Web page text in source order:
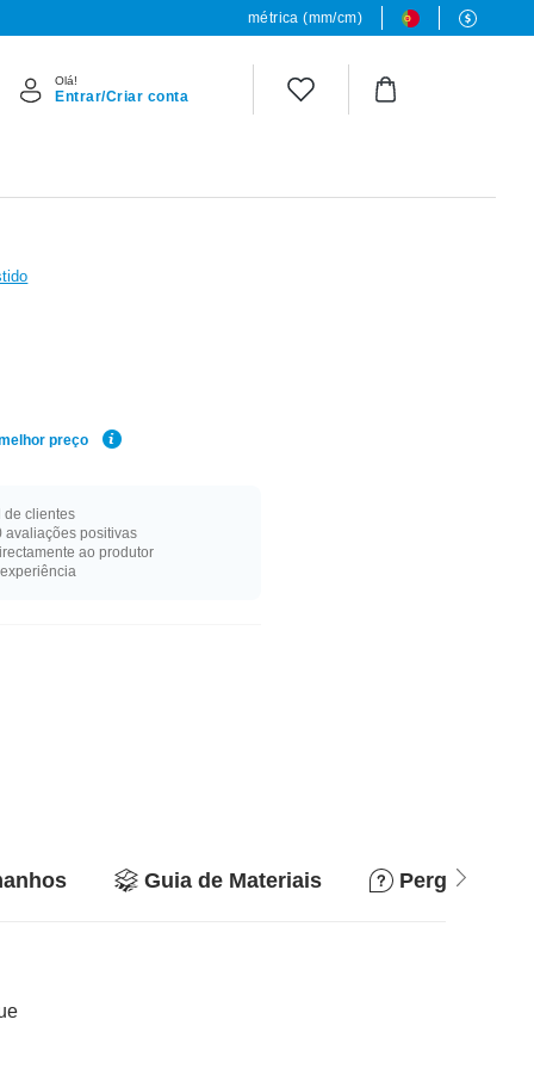
métrica (mm/cm)
Olá!
Entrar/Criar conta
preço
de clientes
avaliações positivas
ao produtor
Guia de Materiais Perguntas e